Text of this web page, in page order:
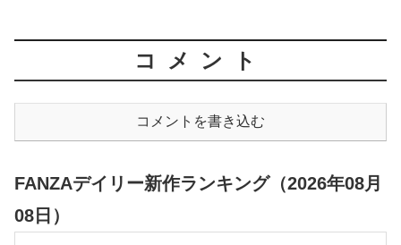
コメント
コメントを書き込む
FANZAデイリー新作ランキング（2026年08月
08日）